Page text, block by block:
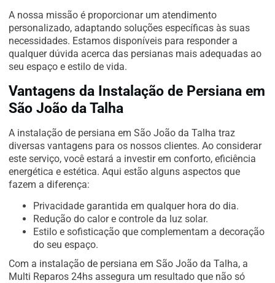
A nossa missão é proporcionar um atendimento
personalizado, adaptando soluções específicas às suas
necessidades. Estamos disponíveis para responder a
qualquer dúvida acerca das persianas mais adequadas ao
seu espaço e estilo de vida.
Vantagens da Instalação de Persiana em
São João da Talha
A instalação de persiana em São João da Talha traz
diversas vantagens para os nossos clientes. Ao considerar
este serviço, você estará a investir em conforto, eficiência
energética e estética. Aqui estão alguns aspectos que
fazem a diferença:
Privacidade garantida em qualquer hora do dia.
Redução do calor e controle da luz solar.
Estilo e sofisticação que complementam a decoração
do seu espaço.
Com a instalação de persiana em São João da Talha, a
Multi Reparos 24hs assegura um resultado que não só